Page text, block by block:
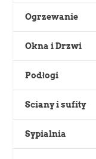
Ogrzewanie
Okna i Drzwi
Podłogi
Sciany i sufity
Sypialnia